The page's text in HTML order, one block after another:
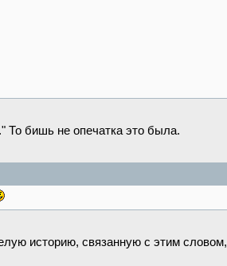
То бишь не опечатка это была.
историю, связанную с этим словом,